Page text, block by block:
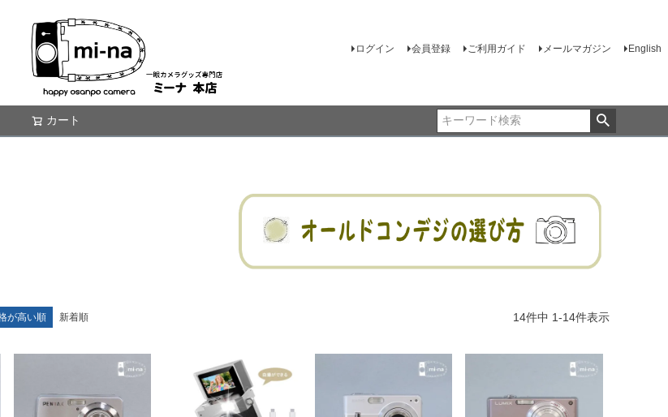
ログイン 会員登録 ご利用ガイド メールマガジン English
カート
が高い順 新着順 14件中 1-14件表示